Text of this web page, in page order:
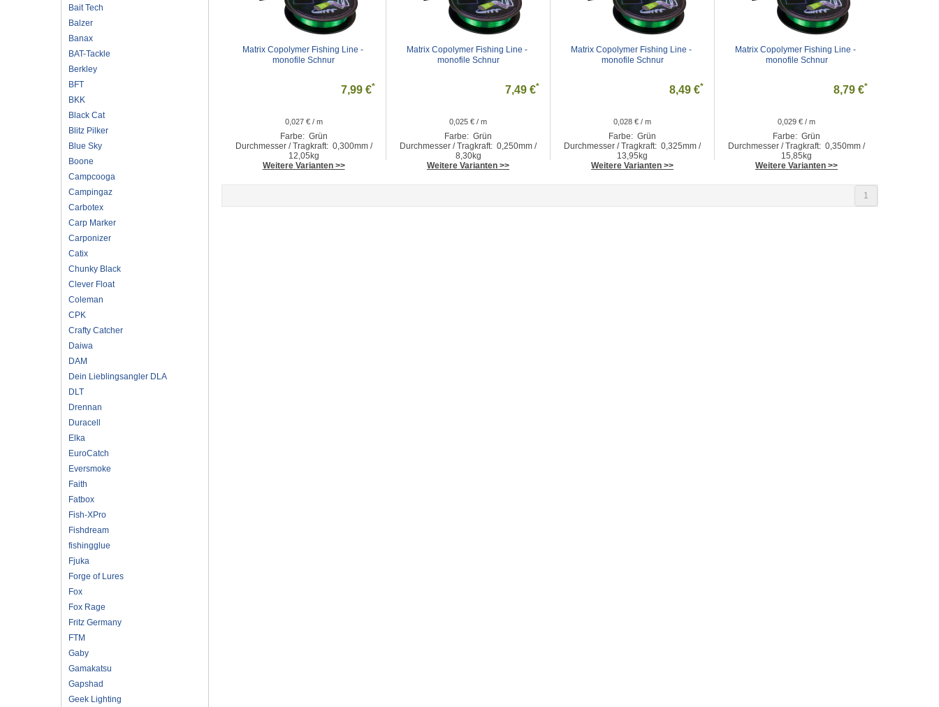
Bait Tech
Balzer
Banax
BAT-Tackle
Berkley
BFT
BKK
Black Cat
Blitz Pilker
Blue Sky
Boone
Campcooga
Campingaz
Carbotex
Carp Marker
Carponizer
Catix
Chunky Black
Clever Float
Coleman
CPK
Crafty Catcher
Daiwa
DAM
Dein Lieblingsangler DLA
DLT
Drennan
Duracell
Elka
EuroCatch
Eversmoke
Faith
Fatbox
Fish-XPro
Fishdream
fishingglue
Fjuka
Forge of Lures
Fox
Fox Rage
Fritz Germany
FTM
Gaby
Gamakatsu
Gapshad
Geek Lighting
Matrix Copolymer Fishing Line -
monofile Schnur
7,99 €*
0,027 € / m
Farbe: Grün
Durchmesser / Tragkraft: 0,300mm /
12,05kg
Weitere Varianten >>
Matrix Copolymer Fishing Line -
monofile Schnur
7,49 €*
0,025 € / m
Farbe: Grün
Durchmesser / Tragkraft: 0,250mm /
8,30kg
Weitere Varianten >>
Matrix Copolymer Fishing Line -
monofile Schnur
8,49 €*
0,028 € / m
Farbe: Grün
Durchmesser / Tragkraft: 0,325mm /
13,95kg
Weitere Varianten >>
Matrix Copolymer Fishing Line -
monofile Schnur
8,79 €*
0,029 € / m
Farbe: Grün
Durchmesser / Tragkraft: 0,350mm /
15,85kg
Weitere Varianten >>
1